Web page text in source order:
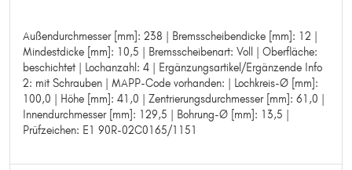
Außendurchmesser [mm]: 238 | Bremsscheibendicke [mm]: 12 |
Mindestdicke [mm]: 10,5 | Bremsscheibenart: Voll | Oberfläche:
beschichtet | Lochanzahl: 4 | Ergänzungsartikel/Ergänzende Info
2: mit Schrauben | MAPP-Code vorhanden: | Lochkreis-Ø [mm]:
100,0 | Höhe [mm]: 41,0 | Zentrierungsdurchmesser [mm]: 61,0 |
Innendurchmesser [mm]: 129,5 | Bohrung-Ø [mm]: 13,5 |
Prüfzeichen: E1 90R-02C0165/1151
Außendurchmesser [mm]: 238
Bremsscheibendicke [mm]: 12
Mindestdicke [mm]: 10,5
Bremsscheibenart: Voll
Oberfläche: beschichtet
Lochanzahl: 4
Ergänzungsartikel/Ergänzende Info 2: mit Schrauben
Lochkreis-Ø [mm]: 100,0